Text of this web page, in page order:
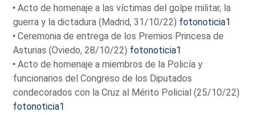
Acto de homenaje a las víctimas del golpe militar, la
guerra y la dictadura (Madrid, 31/10/22) fotonoticia1
Ceremonia de entrega de los Premios Princesa de
Asturias (Oviedo, 28/10/22) fotonoticia1
Acto de homenaje a miembros de la Policía y
funcionarios del Congreso de los Diputados
condecorados con la Cruz al Mérito Policial (25/10/22)
fotonoticia1